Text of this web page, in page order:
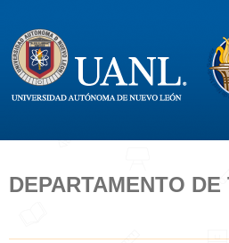
Acerca de
DEPARTAMENTO